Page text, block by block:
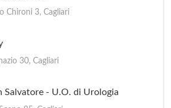
Chironi 3, Cagliari
30, Cagliari
Salvatore - U.O. di Urologia